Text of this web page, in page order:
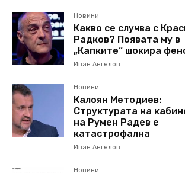
Новини
Какво се случва с
Радков? Появата му в
„Капките“ шокира
Иван Ангелов
Новини
Калоян Методиев:
Структурата на
на Румен Радев е
катастрофална
Иван Ангелов
Новини